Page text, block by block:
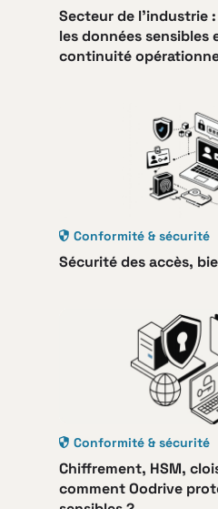
Secteur de l’industrie
les données sensibles
continuité
Conformité & sécurité
Sécurité des accès,
Conformité & sécurité
Chiffrement, HSM,
comment Oodrive